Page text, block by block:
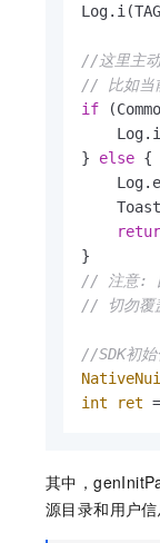
//这里主
// 比如
if
} else {
// 注意:
// 切勿覆
//SDK初始
NativeNui
int
ret =
其中，
源目录和用户